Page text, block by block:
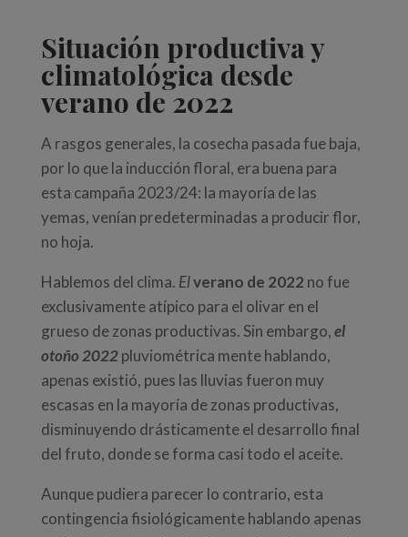
Situación productiva y
climatológica desde
verano de 2022
A rasgos generales, la cosecha pasada fue baja,
por lo que la inducción floral, era buena para
esta campaña 2023/24: la mayoría de las
yemas, venían predeterminadas a producir flor,
no hoja.
Hablemos del clima. Elverano de 2022 no fue
exclusivamente atípico para el olivar en el
grueso de zonas productivas. Sin embargo,el
otoño 2022pluviométrica mente hablando,
apenas existió, pues las lluvias fueron muy
escasas en la mayoría de zonas productivas,
disminuyendo drásticamente el desarrollo final
del fruto, donde se forma casi todo el aceite.
Aunque pudiera parecer lo contrario, esta
contingencia fisiológicamente hablando apenas